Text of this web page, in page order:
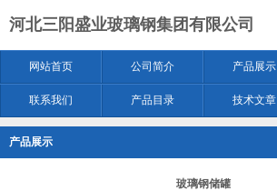
河北三阳盛业玻璃钢集团有限公司
网站首页 公司简介 产品展示
联系我们 产品目录 技术文章
产品展示
玻璃钢储罐